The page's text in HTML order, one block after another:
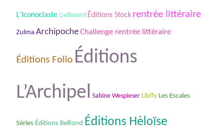
L'Iconoclaste Gallimard Éditions Stock rentrée littéraire
Zulma ArchipocheChallenge rentrée littéraire
Éditions Folio Éditions
L’Archipel Sabine Wespieser Libfly Les Escales
Séries Éditions Belfond Éditions Hėloïse